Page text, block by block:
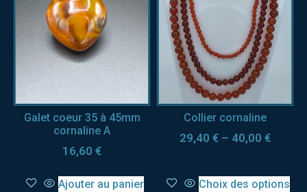
Galet coeur 35 à 45mm
cornaline A
16,60 €
Ajouter au panier
Collier cornaline
29,40 € – 40,00 €
Choix des options